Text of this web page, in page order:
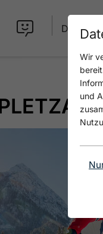
DE
Wir
und